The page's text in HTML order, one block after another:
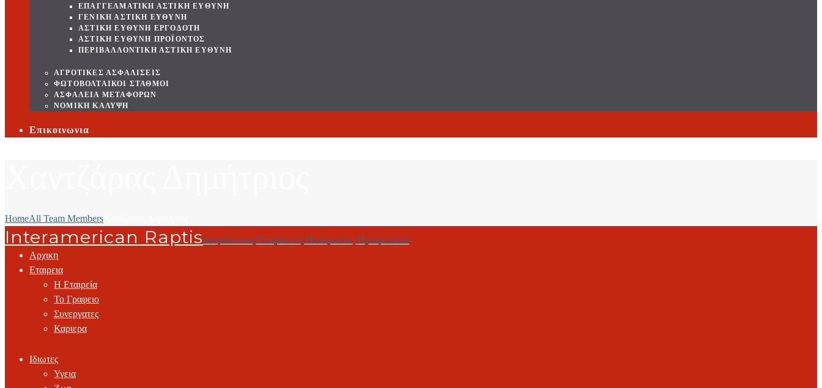
ΕΠΑΓΓΕΛΜΑΤΙΚΗ ΑΣΤΙΚΗ ΕΥΘΥΝΗ
ΓΕΝΙΚΗ ΑΣΤΙΚΗ ΕΥΘΥΝΗ
ΑΣΤΙΚΗ ΕΥΘΥΝΗ ΕΡΓΟΔΟΤΗ
ΑΣΤΙΚΗ ΕΥΘΥΝΗ ΠΡΟΪΟΝΤΟΣ
ΠΕΡΙΒΑΛΛΟΝΤΙΚΗ ΑΣΤΙΚΗ ΕΥΘΥΝΗ
ΑΓΡΟΤΙΚΕΣ ΑΣΦΑΛΙΣΕΙΣ
ΦΩΤΟΒΟΛΤΑΙΚΟΙ ΣΤΑΘΜΟΙ
ΑΣΦΑΛΕΙΑ ΜΕΤΑΦΟΡΩΝ
ΝΟΜΙΚΗ ΚΑΛΥΨΗ
Επικοινωνια
HomeAll Team Members
Interamerican RaptisΑσφαλιστική Εταιρία στη Θεσπρωτία | Ηγουμενίτσα
Αρχικη
Εταιρεια
Η Εταιρεία
Το Γραφειο
Συνεργατες
Καριερα
Ιδιωτες
Υγεια